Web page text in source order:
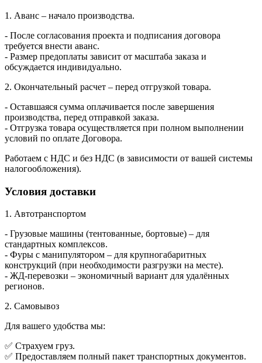
1. Аванс – начало производства.
- После согласования проекта и подписания договора
требуется внести аванс.
- Размер предоплаты зависит от масштаба заказа и
обсуждается индивидуально.
2. Окончательный расчет – перед отгрузкой товара.
- Оставшаяся сумма оплачивается после завершения
производства, перед отправкой заказа.
- Отгрузка товара осуществляется при полном выполнении
условий по оплате Договора.
Работаем с НДС и без НДС (в зависимости от вашей системы
налогообложения).
Условия доставки
1. Автотранспортом
- Грузовые машины (тентованные, бортовые) – для
стандартных комплексов.
- Фуры с манипулятором – для крупногабаритных
конструкций (при необходимости разгрузки на месте).
- ЖД-перевозки – экономичный вариант для удалённых
регионов.
2. Самовывоз
Для вашего удобства мы:
✅ Страхуем груз.
✅ Предоставляем полный пакет транспортных документов.